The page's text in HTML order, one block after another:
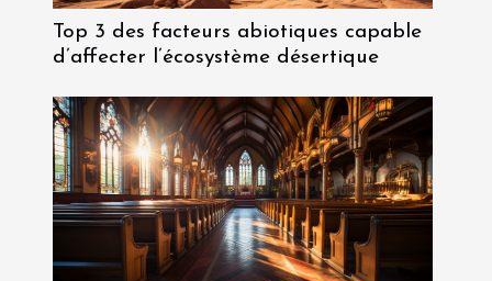
Top 3 des facteurs abiotiques capable
d’affecter l’écosystème désertique